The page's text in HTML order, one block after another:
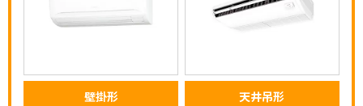
壁掛形 天井吊形